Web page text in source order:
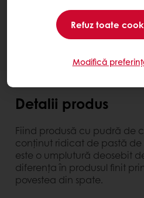
Ai nevoie de mai multe
să te ajutăm.
Detalii produs
Fiind produsă cu pudră de
conținut ridicat de pastă de
este o umplutură deosebit
diferența în produsul finit
povestea din spate.
Refuz toate
Modifică